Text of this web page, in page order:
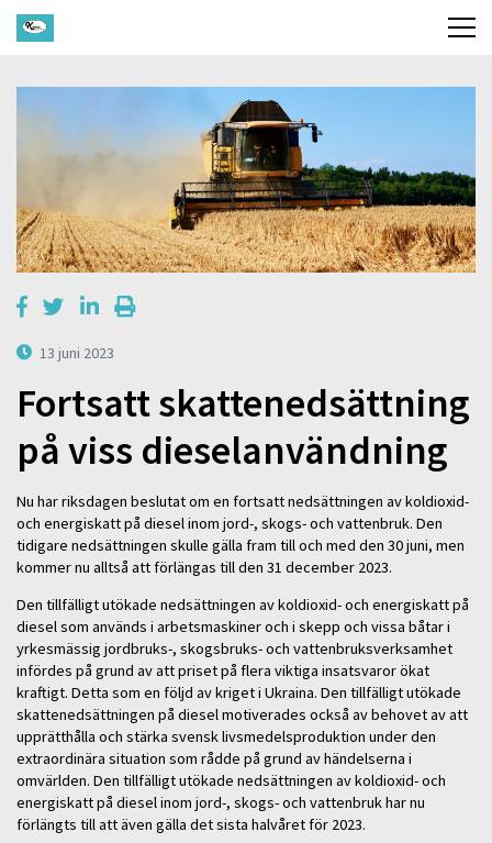
13 juni 2023
Fortsatt skattenedsättning
på viss dieselanvändning
Nu har riksdagen beslutat om en fortsatt nedsättningen av koldioxid-
och energiskatt på diesel inom jord-, skogs- och vattenbruk. Den
tidigare nedsättningen skulle gälla fram till och med den 30 juni, men
kommer nu alltså att förlängas till den 31 december 2023.
Den tillfälligt utökade nedsättningen av koldioxid- och energiskatt på
diesel som används i arbetsmaskiner och i skepp och vissa båtar i
yrkesmässig jordbruks-, skogsbruks- och vattenbruksverksamhet
infördes på grund av att priset på flera viktiga insatsvaror ökat
kraftigt. Detta som en följd av kriget i Ukraina. Den tillfälligt utökade
skattenedsättningen på diesel motiverades också av behovet av att
upprätthålla och stärka svensk livsmedelsproduktion under den
extraordinära situation som rådde på grund av händelserna i
omvärlden. Den tillfälligt utökade nedsättningen av koldioxid- och
energiskatt på diesel inom jord-, skogs- och vattenbruk har nu
förlängts till att även gälla det sista halvåret för 2023.